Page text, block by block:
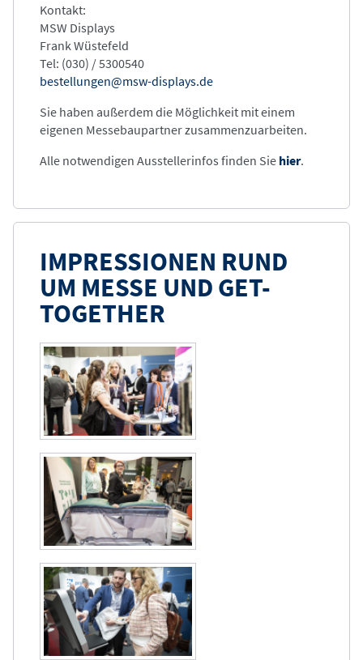
Kontakt:
MSW Displays
Frank Wüstefeld
Tel: (030) / 5300540
bestellungen@msw-displays.de
Sie haben außerdem die Möglichkeit mit einem
eigenen Messebaupartner zusammenzuarbeiten.
Alle notwendigen Ausstellerinfos finden Sie hier.
IMPRESSIONEN RUND
UM MESSE UND GET-
TOGETHER